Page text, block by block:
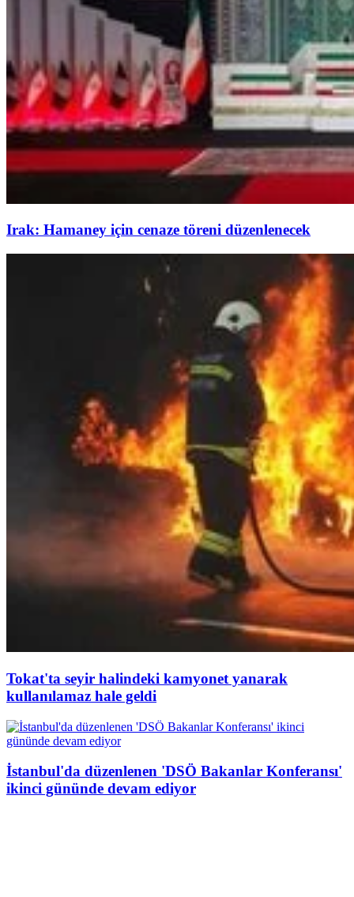
Irak: Hamaney için cenaze töreni düzenlenecek
Tokat'ta seyir halindeki kamyonet yanarak
kullanılamaz hale geldi
İstanbul'da düzenlenen 'DSÖ Bakanlar Konferansı'
ikinci gününde devam ediyor